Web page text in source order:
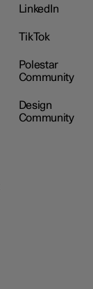
LinkedIn
TikTok
Polestar
Community
Design
Community